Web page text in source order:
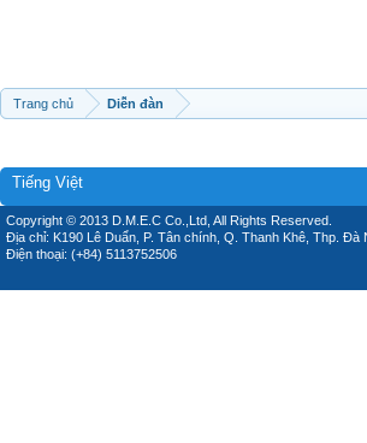
Trang chủ Diễn đàn
Tiếng Việt
Copyright © 2013 D.M.E.C Co.,Ltd, All Rights Reserved.
Địa chỉ: K190 Lê Duẩn, P. Tân chính, Q. Thanh Khê, Thp. Đà
Điện thoại: (+84) 5113752506